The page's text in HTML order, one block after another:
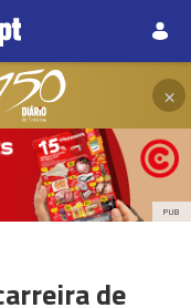
×
PUB
de